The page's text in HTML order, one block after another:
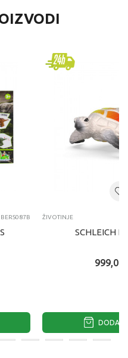
BERS087B ŽIVOTINJE
SCHLEICH
999,00
DODAJ